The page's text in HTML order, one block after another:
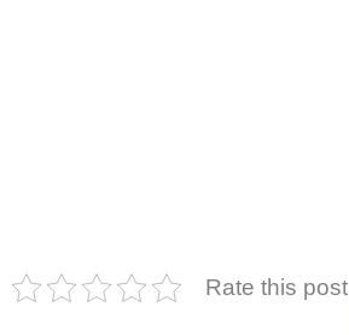
Rate this post